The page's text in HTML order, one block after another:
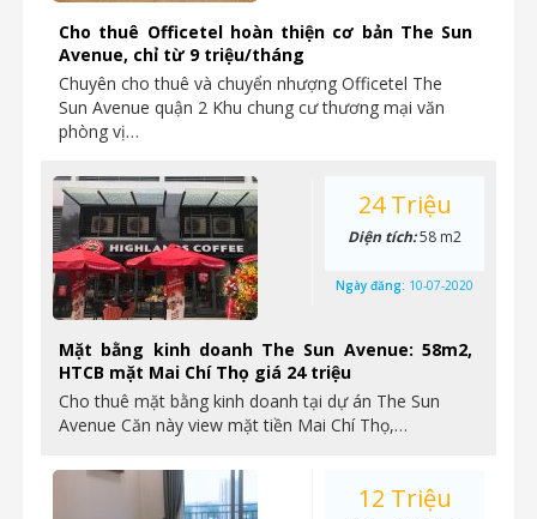
Cho thuê Officetel hoàn thiện cơ bản The Sun
Avenue, chỉ từ 9 triệu/tháng
Chuyên cho thuê và chuyển nhượng Officetel The
Sun Avenue quận 2 Khu chung cư thương mại văn
phòng vị…
Mặt bằng kinh doanh The Sun Avenue: 58m2,
HTCB mặt Mai Chí Thọ giá 24 triệu
Cho thuê mặt bằng kinh doanh tại dự án The Sun
Avenue Căn này view mặt tiền Mai Chí Thọ,…
24 Triệu
Diện tích:58 m2
Ngày đăng: 10-07-2020
12 Triệu